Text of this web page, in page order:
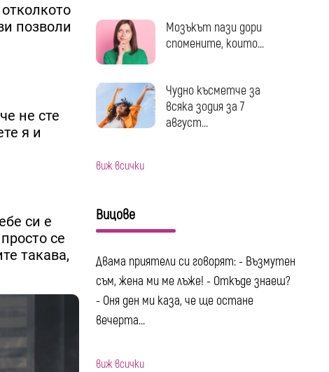
позволи
не сте
я и
си е
се
такава,
Мозъкът пази дори
спомените, които...
Чудно късметче за
всяка зодия за 7
август...
виж всички
Вицове
Двама приятели си говорят: - Възмутен
съм, жена ми ме лъже! - Откъде знаеш?
- Оня ден ми каза, че ще остане
вечерта...
виж всички